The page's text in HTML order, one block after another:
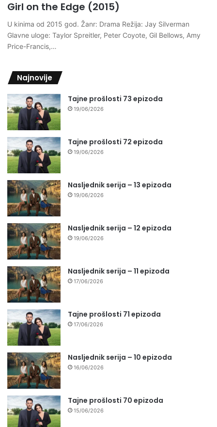
Girl on the Edge (2015)
U kinima od 2015 god. Žanr: Drama Režija: Jay Silverman
Glavne uloge: Taylor Spreitler, Peter Coyote, Gil Bellows, Amy
Price-Francis,…
Najnovije
Tajne prošlosti 73 epizoda
19/06/2026
Tajne prošlosti 72 epizoda
19/06/2026
Nasljednik serija – 13 epizoda
19/06/2026
Nasljednik serija – 12 epizoda
19/06/2026
Nasljednik serija – 11 epizoda
17/06/2026
Tajne prošlosti 71 epizoda
17/06/2026
Nasljednik serija – 10 epizoda
16/06/2026
Tajne prošlosti 70 epizoda
15/06/2026